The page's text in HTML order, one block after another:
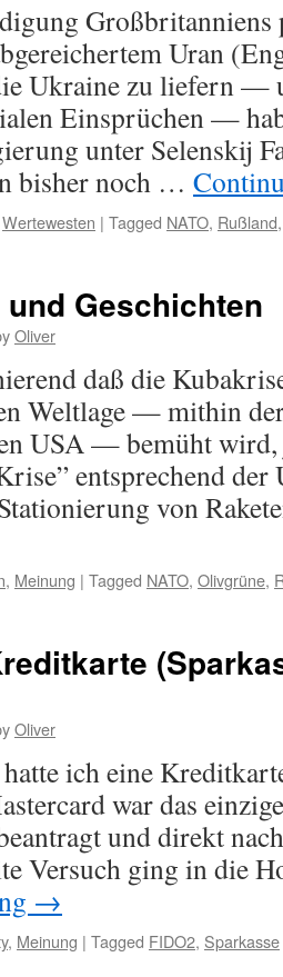
Großbritanniens
Uran
Ukraine zu liefern —
Einsprüchen —
unter Selenskij
bisher noch …
Wertewesten | Tagged NATO, Rußland
Geschichten
Oliver
daß die
Weltlage — mithin
USA — bemüht wird,
entsprechend
von
, Meinung | Tagged NATO, Olivgrüne,
Oliver
ich eine
war das
und direkt
Versuch ging in die
→
, Meinung | Tagged FIDO2, Sparkasse